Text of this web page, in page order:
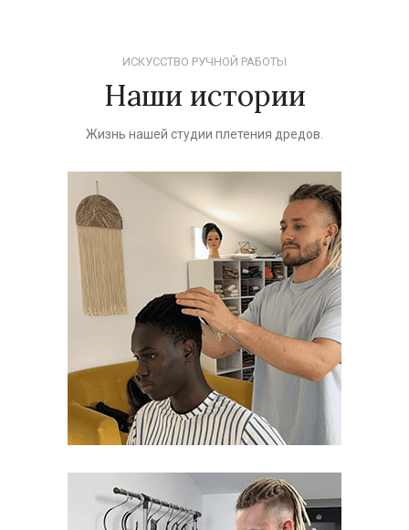
ИСКУССТВО РУЧНОЙ РАБОТЫ
Наши истории
Жизнь нашей студии плетения дредов.